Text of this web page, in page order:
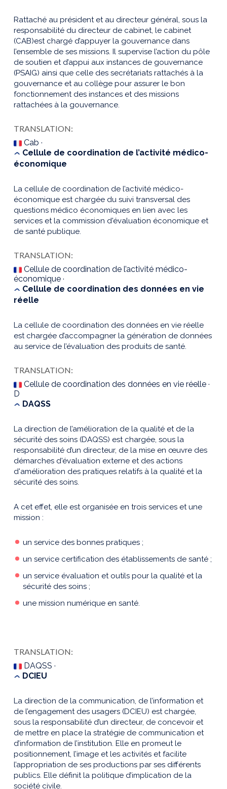
Rattaché au président et au directeur général, sous la
responsabilité du directeur de cabinet, le cabinet
(CAB)est chargé d’appuyer la gouvernance dans
l’ensemble de ses missions. Il supervise l’action du pôle
de soutien et d’appui aux instances de gouvernance
(PSAIG) ainsi que celle des secrétariats rattachés à la
gouvernance et au collège pour assurer le bon
fonctionnement des instances et des missions
rattachées à la gouvernance.
TRANSLATION:
Cab ·
Cellule de coordination de l’activité médico-
économique
La cellule de coordination de l’activité médico-
économique est chargée du suivi transversal des
questions médico économiques en lien avec les
services et la commission d'évaluation économique et
de santé publique.
TRANSLATION:
Cellule de coordination de l’activité médico-
économique ·
Cellule de coordination des données en vie
réelle
La cellule de coordination des données en vie réelle
est chargée d’accompagner la génération de données
au service de l’évaluation des produits de santé.
TRANSLATION:
Cellule de coordination des données en vie réelle ·
D
DAQSS
La direction de l’amélioration de la qualité et de la
sécurité des soins (DAQSS) est chargée, sous la
responsabilité d’un directeur, de la mise en œuvre des
démarches d'évaluation externe et des actions
d'amélioration des pratiques relatifs à la qualité et la
sécurité des soins.
A cet effet, elle est organisée en trois services et une
mission :
un service des bonnes pratiques ;
un service certification des établissements de santé ;
un service évaluation et outils pour la qualité et la
sécurité des soins ;
une mission numérique en santé.
TRANSLATION:
DAQSS ·
DCIEU
La direction de la communication, de l’information et
de l’engagement des usagers (DCIEU) est chargée,
sous la responsabilité d’un directeur, de concevoir et
de mettre en place la stratégie de communication et
d’information de l’institution. Elle en promeut le
positionnement, l’image et les activités et facilite
l’appropriation de ses productions par ses différents
publics. Elle définit la politique d’implication de la
société civile.